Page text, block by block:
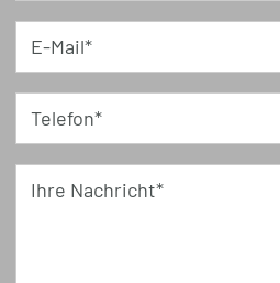
E-Mail*
Telefon*
Ihre Nachricht*